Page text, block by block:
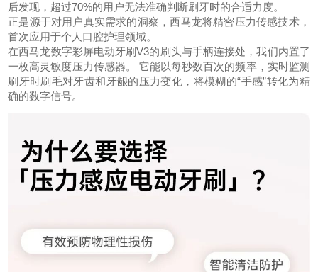
后发现，超过70%的用户无法准确判断刷牙时的合适力度。
正是源于对用户真实需求的洞察，西马龙将精密压力传感技术，
首次应用于个人口腔护理领域。
在西马龙数字彩屏电动牙刷V3的刷头与手柄连接处，我们内置了
一枚高灵敏度压力传感器。 它能以每秒数百次的频率，实时监测
刷牙时刷毛对牙齿和牙龈的压力变化，将模糊的“手感”转化为精
确的数字信号。